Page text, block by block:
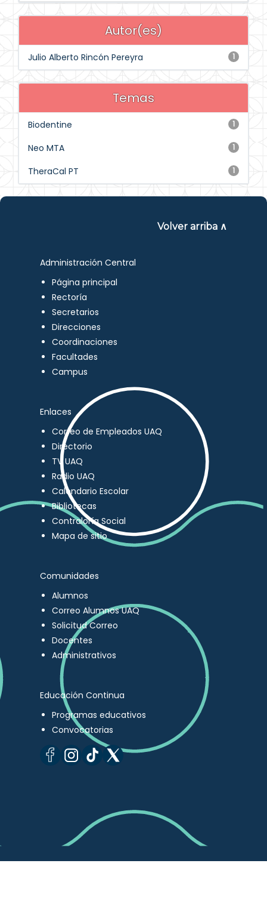
Autor(es)
1
Julio Alberto Rincón Pereyra
Temas
1
Biodentine
1
Neo MTA
1
TheraCal PT
Volver arriba ∧
Administración Central
Página principal
Rectoría
Secretarios
Direcciones
Coordinaciones
Facultades
Campus
Enlaces
Correo de Empleados UAQ
Directorio
TV UAQ
Radio UAQ
Calendario Escolar
Bibliotecas
Contraloría Social
Mapa de sitio
Comunidades
Alumnos
Correo Alumnos UAQ
Solicitud Correo
Docentes
Administrativos
Educación Continua
Programas educativos
Convocatorias